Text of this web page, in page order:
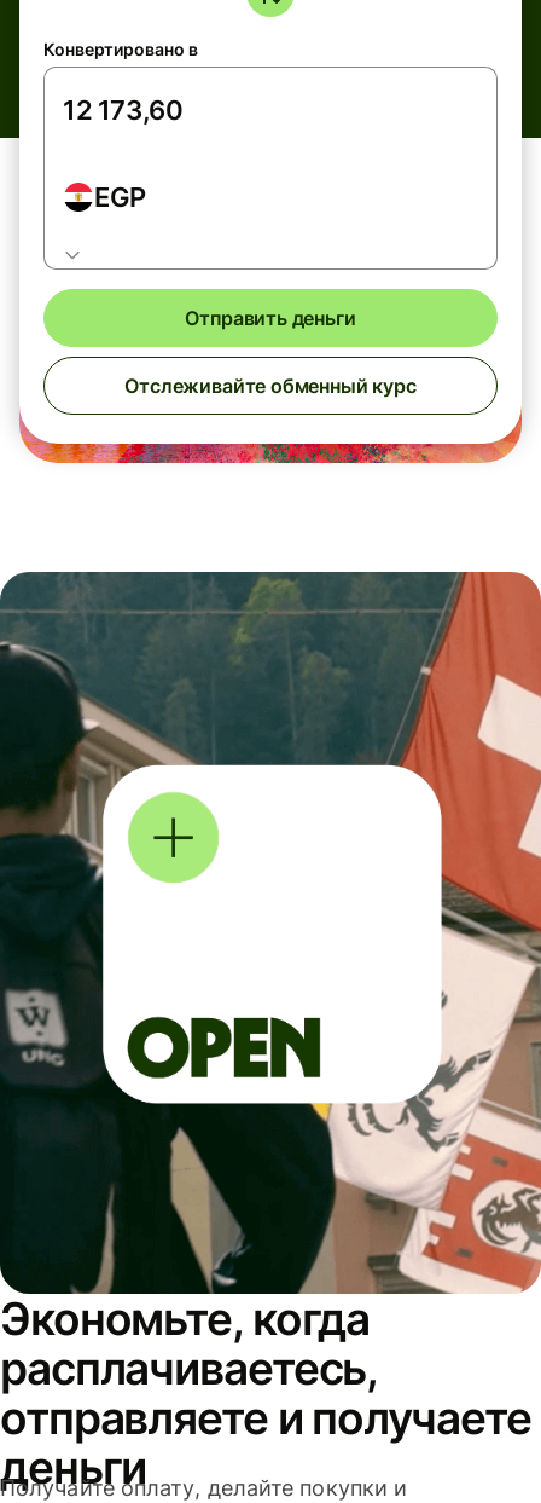
Конвертировано в
EGP
Отправить деньги
Отслеживайте обменный курс
Экономьте, когда
расплачиваетесь,
отправляете и получаете
деньги
Получайте оплату, делайте покупки и